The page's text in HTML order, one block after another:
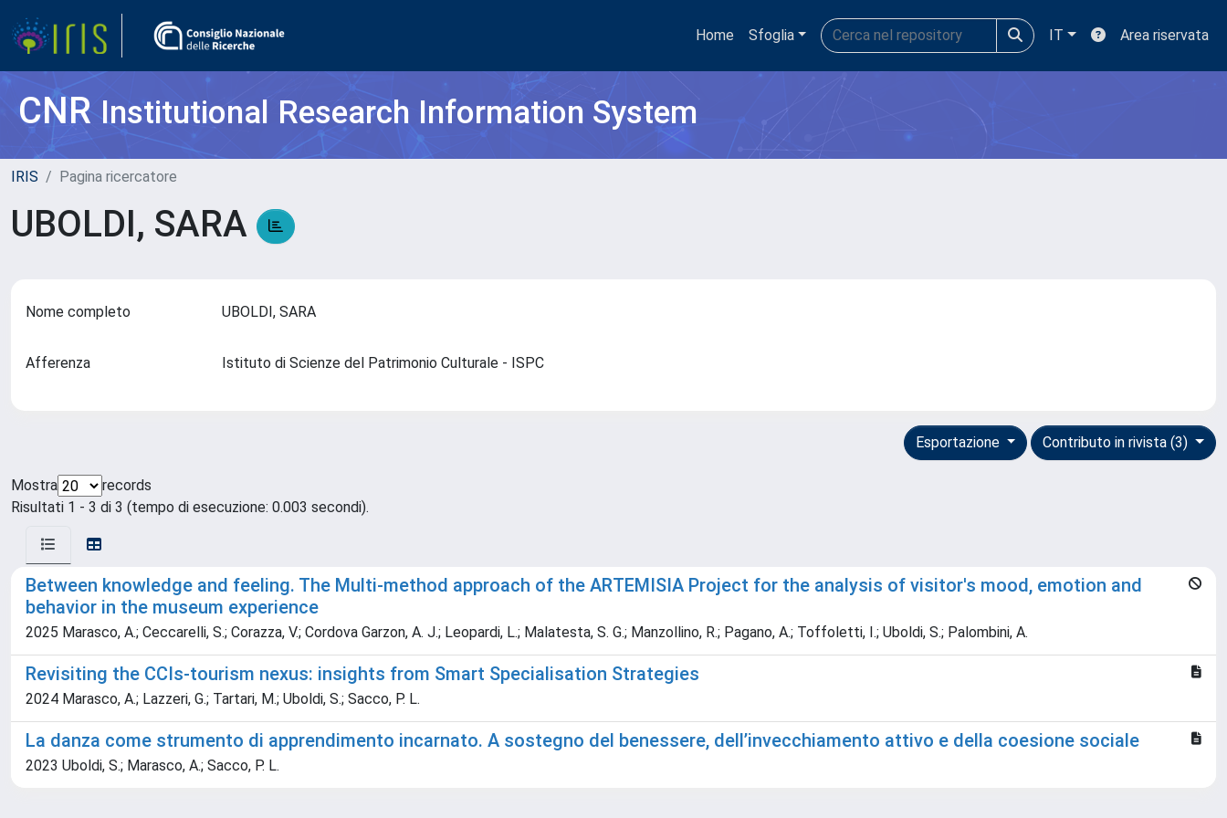
Home Sfoglia IT Area riservata
CNRInstitutional Research Information System
IRIS Pagina ricercatore
UBOLDI, SARA
Nome completo UBOLDI, SARA
Afferenza Istituto di Scienze del Patrimonio Culturale - ISPC
Contributo in rivista (3)
Esportazione
Mostra
records
Risultati 1 - 3 di 3 (tempo di esecuzione: 0.003 secondi).
Between knowledge and feeling. The Multi-method approach of the ARTEMISIA Project for the analysis of visitor's mood, emotion and
behavior in the museum experience
2025 Marasco, A.; Ceccarelli, S.; Corazza, V.; Cordova Garzon, A. J.; Leopardi, L.; Malatesta, S. G.; Manzollino, R.; Pagano, A.; Toffoletti, I.; Uboldi, S.; Palombini, A.
Revisiting the CCIs-tourism nexus: insights from Smart Specialisation Strategies
2024 Marasco, A.; Lazzeri, G.; Tartari, M.; Uboldi, S.; Sacco, P. L.
La danza come strumento di apprendimento incarnato. A sostegno del benessere, dell’invecchiamento attivo e della coesione sociale
2023 Uboldi, S.; Marasco, A.; Sacco, P. L.